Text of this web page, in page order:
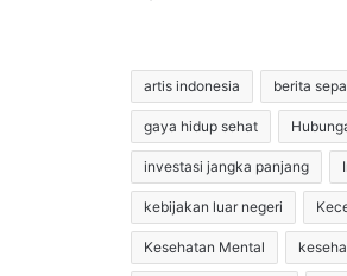
artis indonesia berita
gaya hidup sehat
investasi jangka panjang
kebijakan luar negeri
Kesehatan Mental